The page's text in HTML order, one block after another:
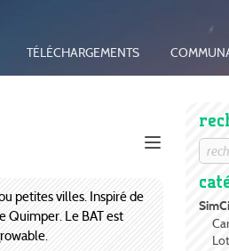
TÉLÉCHARGEMENTS
petites villes. Inspiré de
Quimper. Le BAT est